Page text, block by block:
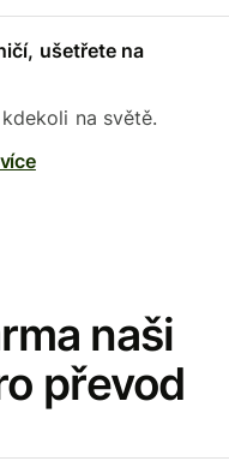
ušetřete na
na světě.
naši
převod